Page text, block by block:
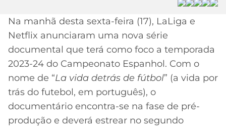
BETBOOM
CÓDIGO
DE
INDICAÇÃO
BET365
CÓDIGO
BETANO
PALMEIRAS
CORINTHIANS
SÃO
PAULO
SANTOS
SÉRIE
A
LIBERTADORES
COPA
BRASIL
ESPORTIVA
MERCADO
DA
BOLA
PALPITES
Na manhã desta sexta-feira (17), LaLiga e
Netflix anunciaram uma nova série
documental que terá como foco a temporada
2023-24 do Campeonato Espanhol. Com o
nome de “La vida detrás de fútbol” (a vida por
trás do futebol, em português), o
documentário encontra-se na fase de pré-
produção e deverá estrear no segundo